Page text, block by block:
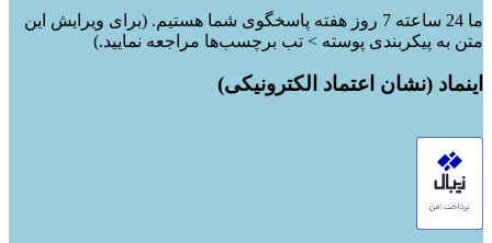
ما 24 ساعته 7 روز هفته پاسخگوی شما هستیم. (برای ویرایش این
متن به پیکربندی پوسته > تب برچسب‌ها مراجعه نمایید.)
اینماد (نشان اعتماد الکترونیکی)